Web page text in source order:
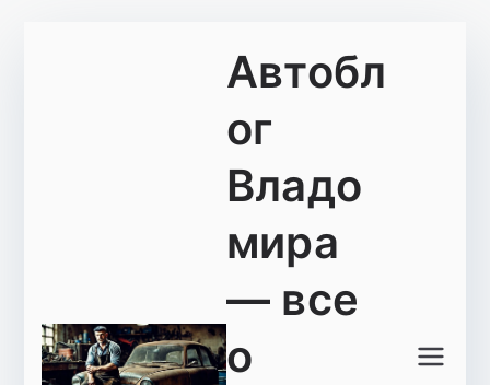
Автобл
ог
Владо
мира
— все
о